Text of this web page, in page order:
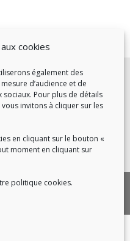
cookies
également des
d’audience et de
Pour plus de détails
invitons à cliquer sur les
en cliquant sur le bouton «
moment en cliquant sur
politique cookies.